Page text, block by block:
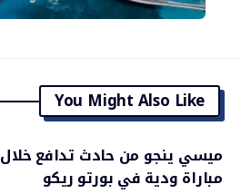
You Might Also Like
ميسي ينجو من حادث تدافع خلال
مباراة ودية في بورتو ريكو